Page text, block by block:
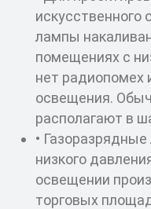
лампы
помещениях с
нет радиопомех
освещения.
располагают в
•
низкого
освещении
торговых